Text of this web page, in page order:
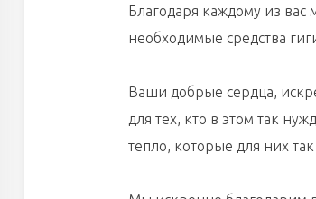
Благодаря каждому из
необходимые средства
Ваши добрые сердца,
для тех, кто в этом так
тепло, которые для них